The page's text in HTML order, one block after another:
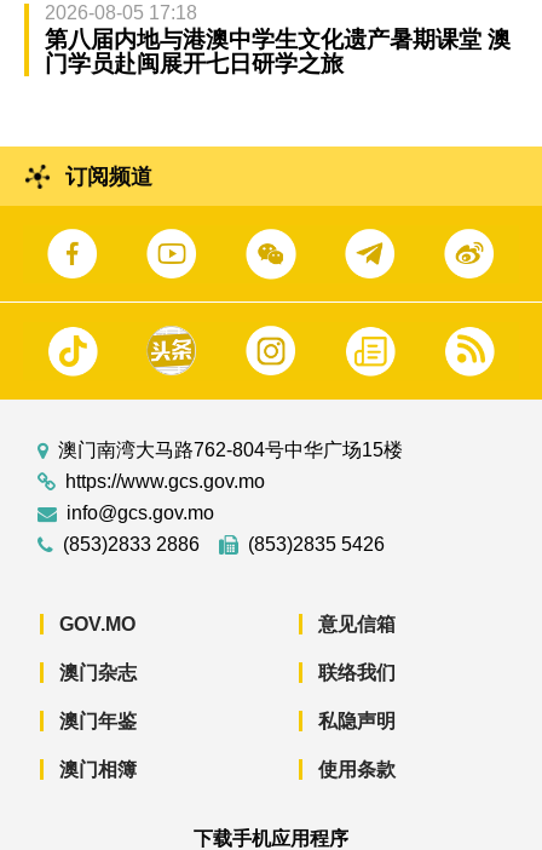
2026-08-05 17:18
第八届内地与港澳中学生文化遗产暑期课堂 澳
门学员赴闽展开七日研学之旅
订阅频道
澳门南湾大马路762-804号中华广场15楼
https://www.gcs.gov.mo
info@gcs.gov.mo
(853)2833 2886
(853)2835 5426
GOV.MO
澳门杂志
澳门年鉴
澳门相簿
意见信箱
联络我们
私隐声明
使用条款
下载手机应用程序